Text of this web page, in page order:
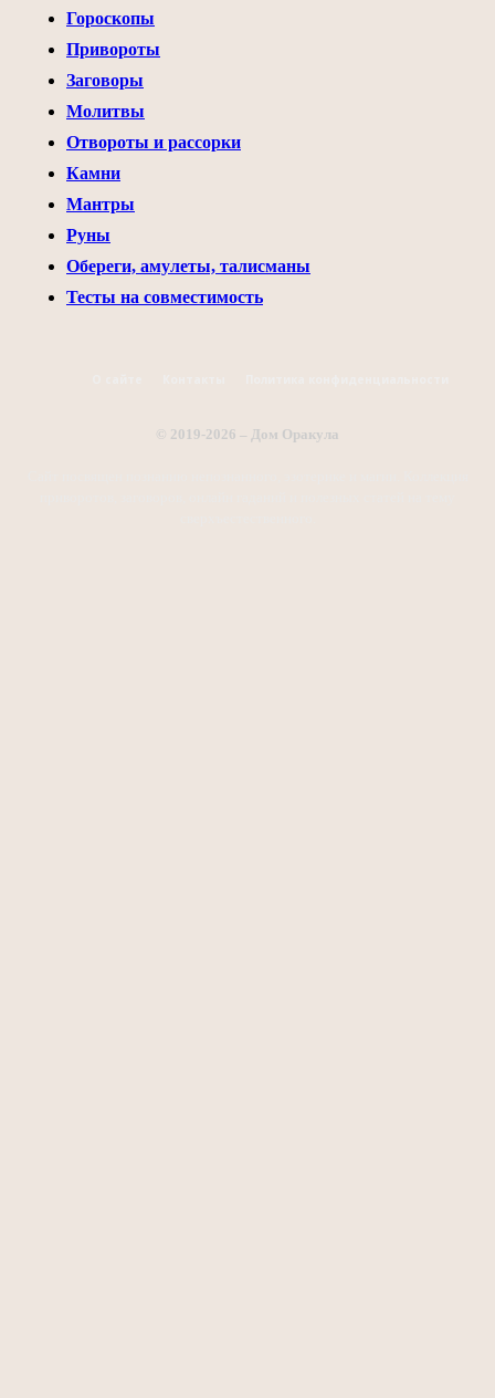
Гороскопы
Привороты
Заговоры
Молитвы
Отвороты и рассорки
Камни
Мантры
Руны
Обереги, амулеты, талисманы
Тесты на совместимость
© 2019-2026 – Дом Оракула